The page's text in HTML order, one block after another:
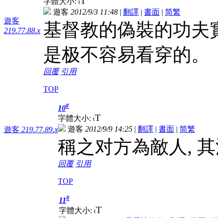
遊客
219.77.88.x
t
遊客 2012/9/3 11:48 | 翻譯 | 書面 | 简繁
基督教的偽裝的功夫
是极不容易看穿的。
回覆 引用
TOP
遊客 219.77.89.x
10#
字體大小: tT
遊客 2012/9/9 14:25 | 翻譯 | 書面 | 简繁
稱之对方為敵人,
回覆 引用
TOP
11#
字體大小: tT